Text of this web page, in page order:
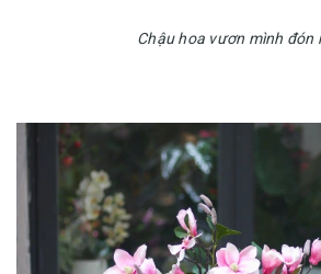
Chậu hoa vươn mình đón